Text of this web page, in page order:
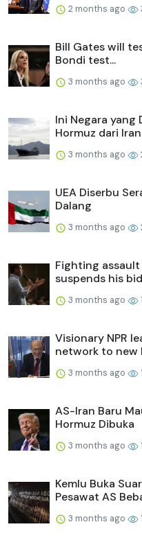
2 months ago
Bill Gates will
Bondi test...
3 months ago
Ini Negara yang
Hormuz dari Iran
3 months ago
UEA Diserbu
Dalang
3 months ago
Fighting
suspends his
3 months ago
Visionary NPR
network to new
3 months ago
AS-Iran Baru
Hormuz Dibuka
3 months ago
Kemlu Buka
Pesawat AS
3 months ago